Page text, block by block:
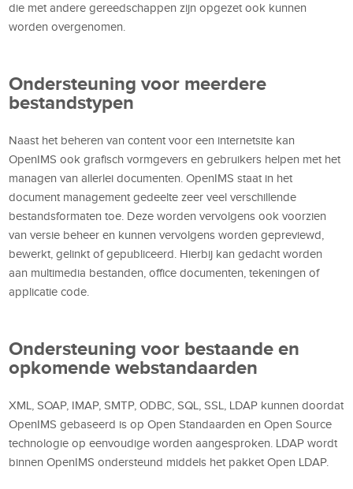
die met andere gereedschappen zijn opgezet ook kunnen
worden overgenomen.
Ondersteuning voor meerdere
bestandstypen
Naast het beheren van content voor een internetsite kan
OpenIMS ook grafisch vormgevers en gebruikers helpen met het
managen van allerlei documenten. OpenIMS staat in het
document management gedeelte zeer veel verschillende
bestandsformaten toe. Deze worden vervolgens ook voorzien
van versie beheer en kunnen vervolgens worden gepreviewd,
bewerkt, gelinkt of gepubliceerd. Hierbij kan gedacht worden
aan multimedia bestanden, office documenten, tekeningen of
applicatie code.
Ondersteuning voor bestaande en
opkomende webstandaarden
XML, SOAP, IMAP, SMTP, ODBC, SQL, SSL, LDAP kunnen doordat
OpenIMS gebaseerd is op Open Standaarden en Open Source
technologie op eenvoudige worden aangesproken. LDAP wordt
binnen OpenIMS ondersteund middels het pakket Open LDAP.